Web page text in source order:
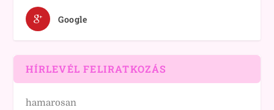
Google
HÍRLEVÉL FELIRATKOZÁS
hamarosan